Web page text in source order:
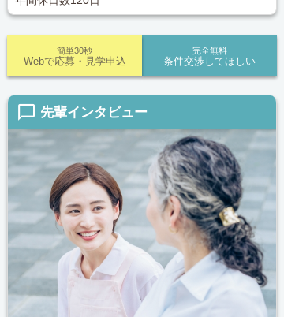
完全無料
条件交渉してほしい
簡単30秒
Webで応募・見学申込
chat_bubble_outline 先輩インタビュー